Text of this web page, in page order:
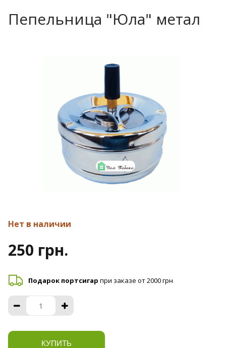
Пепельница "Юла" метал
Нет в наличии
250 грн.
Подарок портсигар при заказе от 2000 грн
КУПИТЬ